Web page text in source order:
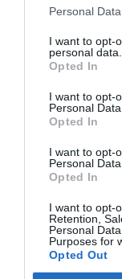
Personal
I want to opt-
personal data.
Opted In
I want to opt-
Personal Data.
Opted In
I want to opt-
Personal
Opted In
I want to opt-
Retention,
Personal
Purposes for
Opted Out